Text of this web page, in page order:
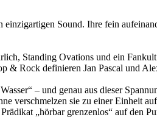
einzigartigen Sound. Ihre fein
Standing Ovations und ein
& Rock definieren Jan Pascal und
– und genau aus dieser
verschmelzen sie zu einer Einheit
„hörbar grenzenlos“ auf den